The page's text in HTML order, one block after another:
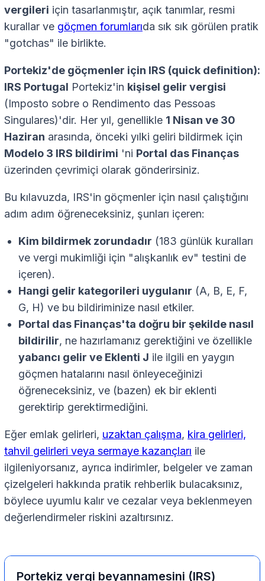
vergileri için tasarlanmıştır, açık tanımlar, resmi
kurallar ve göçmen forumlarıda sık sık görülen pratik
"gotchas" ile birlikte.
Portekiz'de göçmenler için IRS (quick definition):
IRS Portugal Portekiz'in kişisel gelir vergisi
(Imposto sobre o Rendimento das Pessoas
Singulares)'dir. Her yıl, genellikle 1 Nisan ve 30
Haziran arasında, önceki yılki geliri bildirmek için
Modelo 3 IRS bildirimi 'ni Portal das Finanças
üzerinden çevrimiçi olarak gönderirsiniz.
Bu kılavuzda, IRS'in göçmenler için nasıl çalıştığını
adım adım öğreneceksiniz, şunları içeren:
Kim bildirmek zorundadır (183 günlük kuralları
ve vergi mukimliği için "alışkanlık ev" testini de
içeren).
Hangi gelir kategorileri uygulanır (A, B, E, F,
G, H) ve bu bildiriminize nasıl etkiler.
Portal das Finanças'ta doğru bir şekilde nasıl
bildirilir, ne hazırlamanız gerektiğini ve özellikle
yabancı gelir ve Eklenti J ile ilgili en yaygın
göçmen hatalarını nasıl önleyeceğinizi
öğreneceksiniz, ve (bazen) ek bir eklenti
gerektirip gerektirmediğini.
Eğer emlak gelirleri, uzaktan çalışma, kira gelirleri,
tahvil gelirleri veya sermaye kazançları ile
ilgileniyorsanız, ayrıca indirimler, belgeler ve zaman
çizelgeleri hakkında pratik rehberlik bulacaksınız,
böylece uyumlu kalır ve cezalar veya beklenmeyen
değerlendirmeler riskini azaltırsınız.
Portekiz vergi beyannamesini (IRS)